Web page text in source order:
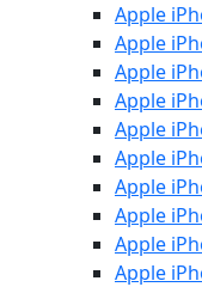
Apple
Apple
Apple
Apple
Apple
Apple
Apple
Apple
Apple
Apple